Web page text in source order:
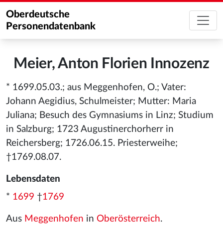
Oberdeutsche
Personendatenbank
Meier, Anton Florien Innozenz
* 1699.05.03.; aus Meggenhofen, O.; Vater:
Johann Aegidius, Schulmeister; Mutter: Maria
Juliana; Besuch des Gymnasiums in Linz; Studium
in Salzburg; 1723 Augustinerchorherr in
Reichersberg; 1726.06.15. Priesterweihe;
†1769.08.07.
Lebensdaten
* 1699 †1769
Aus Meggenhofen in Oberösterreich.